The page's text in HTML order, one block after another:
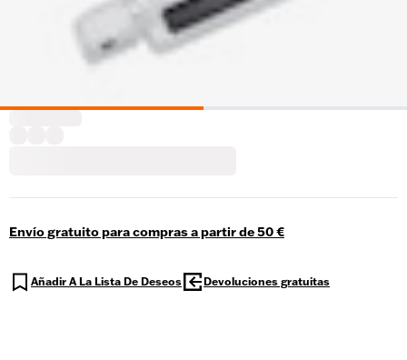
Envío gratuito para compras a partir de 50 €
Añadir A La Lista De Deseos Devoluciones gratuitas